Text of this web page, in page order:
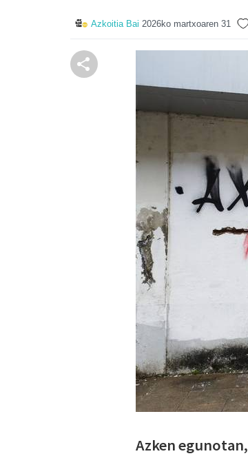
Azkoitia Bai 2026ko martxoaren 31
Azken